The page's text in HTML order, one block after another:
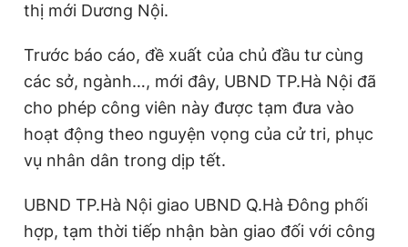
thị mới Dương Nội.
Trước báo cáo, đề xuất của chủ đầu tư cùng
các sở, ngành…, mới đây, UBND TP.Hà Nội đã
cho phép công viên này được tạm đưa vào
hoạt động theo nguyện vọng của cử tri, phục
vụ nhân dân trong dịp tết.
UBND TP.Hà Nội giao UBND Q.Hà Đông phối
hợp, tạm thời tiếp nhận bàn giao đối với công